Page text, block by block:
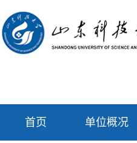
首页 单位概况